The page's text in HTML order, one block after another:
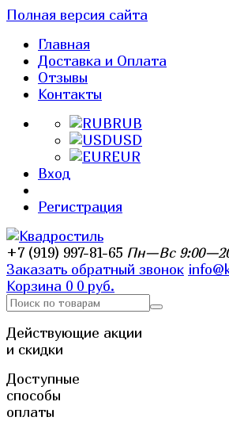
Полная версия сайта
Главная
Доставка и Оплата
Отзывы
Контакты
RUB
USD
EUR
Вход
Регистрация
+7 (919) 997-81-65 Пн—Вс
Заказать обратный звонок
Корзина 0 0 руб.
Действующие акции
и скидки
Доступные
способы
оплаты